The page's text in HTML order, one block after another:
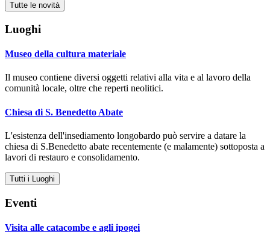
Tutte le novità
Luoghi
Museo della cultura materiale
Il museo contiene diversi oggetti relativi alla vita e al lavoro della
comunità locale, oltre che reperti neolitici.
Chiesa di S. Benedetto Abate
L'esistenza dell'insediamento longobardo può servire a datare la
chiesa di S.Benedetto abate recentemente (e malamente) sottoposta a
lavori di restauro e consolidamento.
Tutti i Luoghi
Eventi
Visita alle catacombe e agli ipogei